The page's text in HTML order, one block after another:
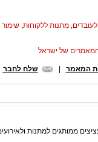
, מתנות ללקוחות, שימור
המאמר שלח לחבר
ממותגים למתנות